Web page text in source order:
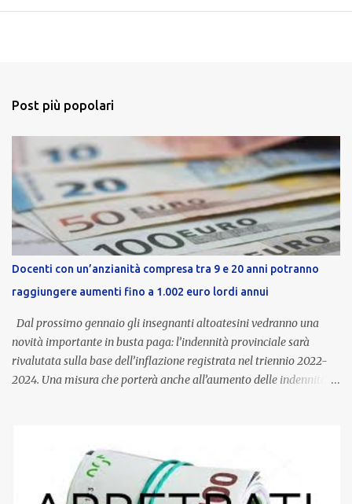
Post più popolari
Docenti con un’anzianità compresa tra 9 e 20 anni potranno
raggiungere aumenti fino a 1.002 euro lordi annui
Dal prossimo gennaio gli insegnanti altoatesini vedranno una
novità importante in busta paga: l’indennità provinciale sarà
rivalutata sulla base dell’inflazione registrata nel triennio 2022-
2024. Una misura che porterà anche all’aumento delle indennità di
dedicato alle donne vittime di violenza di genere, in linea con la
normativa nazionale e con l’obiettivo di offrire maggiore tutela e
supporto in situazioni delicate. L’indennità provinciale per i docenti